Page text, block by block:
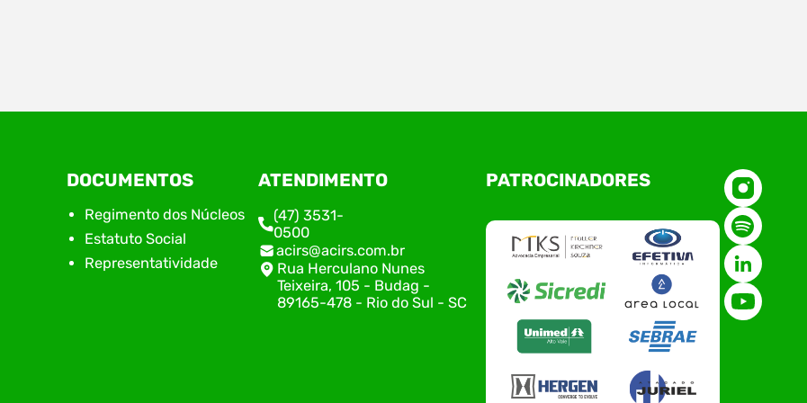
Inovação da Associação Empresarial de Rio do
Inovação Transforma.”, destacando…
representantes e equipe da entidade para o
executivo da ACIRS, Jardel José Busarello,
DOCUMENTOS
Regimento dos Núcleos
Estatuto Social
Representatividade
ATENDIMENTO
(47) 3531-
0500
acirs@acirs.com.br
Rua Herculano Nunes
Teixeira, 105 - Budag -
89165-478 - Rio do Sul - SC
PATROCINADORES